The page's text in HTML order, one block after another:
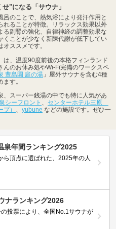
"になる「サウナ」
呂のことで、熱気浴により発汗作用と
れることが特徴。リラックス効果以外
る副腎の強化、自律神経の調整効果な
くことが少なく新陳代謝が低下してい
ススメです。
」は、温度90度前後の本格フィンランド
んのお休み処やWi-Fi完備のワークスペ
豊島園 庭の湯 」屋外サウナを含む4種
す。
スーパー銭湯の中でも特に人気があ
シーフロント 、 センターホテル三原
） 、 yubune などの施設です。ぜひ一
泉年間ランキング2025
ら頂点に選ばれた、2025年の人
ナランキング2026
投票により、全国No.1サウナが